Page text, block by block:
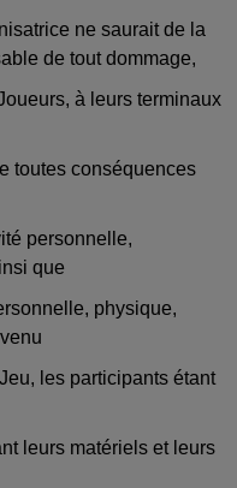
ne saurait de la
de tout dommage,
à leurs terminaux
toutes conséquences
personnelle,
que
physique,
les participants étant
leurs matériels et leurs